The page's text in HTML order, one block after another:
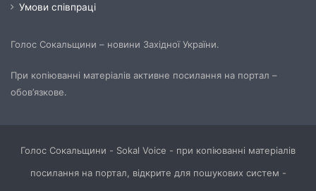
Умови співпраці
Голос Сокальщини – новини Західної України.
При копіюванні матеріалів активне посилання на портал –
обов’язкове.
Голос Сокальщини - Sokal Voice - при копіюванні матеріалів
посилання на портал, відкрите для пошукових систем -